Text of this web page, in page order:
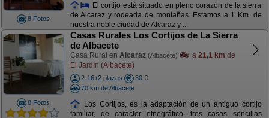
8 Fotos
El cortijo está situado en pleno corazón de la sierra
de Alcaraz y rodeada de montañas. Estamos a 1 Km. de
nuestra noble ciudad de Alcaraz y ...
8 Fotos
Casas Rurales Los Cortijos de La Sierra
de Albacete
Casa Rural en Alcaraz (Albacete) a 21,1 km de
El Jardín (Albacete)
2-16+2 plazas
30 €
70 km de Albacete
Los Cortijos, es la adaptación de un antiguo cortijo
familiar, de caracter etnográfico, tres casas sencillas